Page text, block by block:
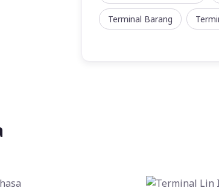
Terminal Barang